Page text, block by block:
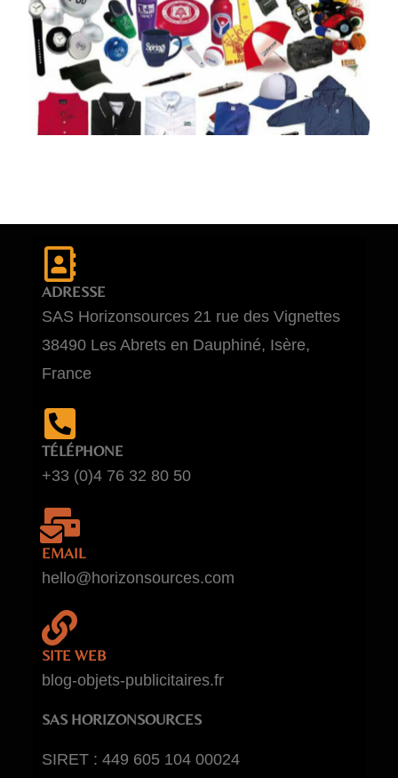
ADRESSE
SAS Horizonsources 21 rue des Vignettes
38490 Les Abrets en Dauphiné, Isère,
France
TÉLÉPHONE
+33 (0)4 76 32 80 50
EMAIL
hello@horizonsources.com
SITE WEB
blog-objets-publicitaires.fr
SAS HORIZONSOURCES
SIRET : 449 605 104 00024